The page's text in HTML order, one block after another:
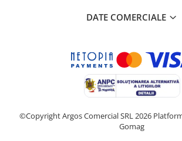
DATE COMERCIALE
©Copyright Argos Comercial SRL 2026
Gomag